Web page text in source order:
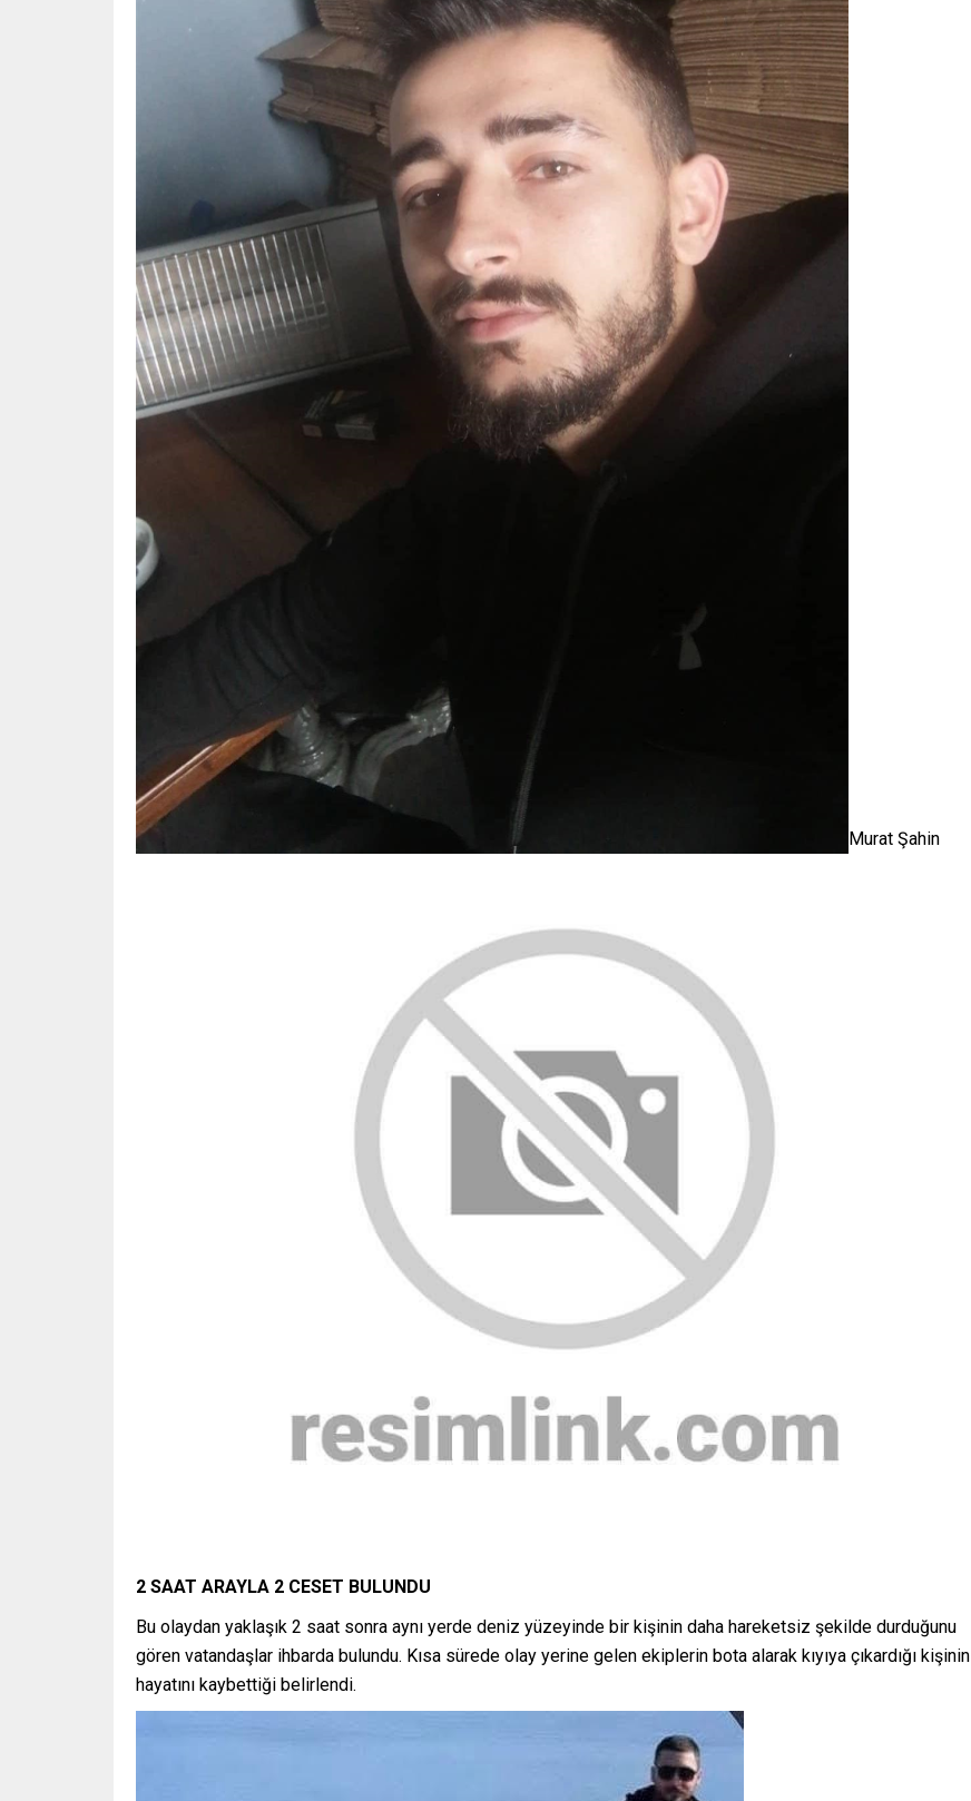
Murat Şahin
2 SAAT ARAYLA 2 CESET BULUNDU
Bu olaydan yaklaşık 2 saat sonra aynı yerde deniz yüzeyinde bir kişinin daha hareketsiz şekilde durduğunu
gören vatandaşlar ihbarda bulundu. Kısa sürede olay yerine gelen ekiplerin bota alarak kıyıya çıkardığı kişinin
hayatını kaybettiği belirlendi.